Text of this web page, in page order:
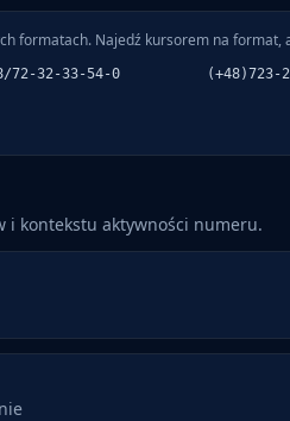
formatach. Najedź kursorem na format,
72-32-33-54-0 (+48)723-
i kontekstu aktywności numeru.